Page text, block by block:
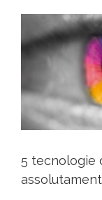
5 tecnologie